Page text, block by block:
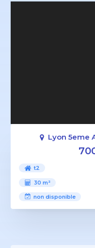
Lyon 5eme
t2
30 m²
non disponible